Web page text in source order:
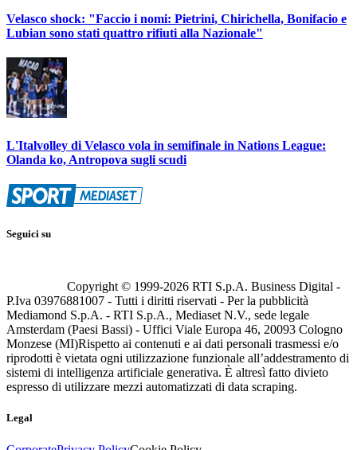
Velasco shock: "Faccio i nomi: Pietrini, Chirichella, Bonifacio e
Lubian sono stati quattro rifiuti alla Nazionale"
L'Italvolley di Velasco vola in semifinale in Nations League:
Olanda ko, Antropova sugli scudi
Seguici su
Copyright © 1999-2026 RTI S.p.A. Business Digital -
P.Iva 03976881007 - Tutti i diritti riservati - Per la pubblicità
Mediamond S.p.A. - RTI S.p.A., Mediaset N.V., sede legale
Amsterdam (Paesi Bassi) - Uffici Viale Europa 46, 20093 Cologno
Monzese (MI)Rispetto ai contenuti e ai dati personali trasmessi e/o
riprodotti è vietata ogni utilizzazione funzionale all’addestramento di
sistemi di intelligenza artificiale generativa. È altresì fatto divieto
espresso di utilizzare mezzi automatizzati di data scraping.
Legal